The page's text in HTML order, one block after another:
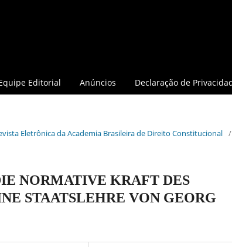
Editorial Anúncios Declaração de
Eletrônica da Academia Brasileira de Direito Constitucional /
NORMATIVE KRAFT DES
STAATSLEHRE VON GEORG